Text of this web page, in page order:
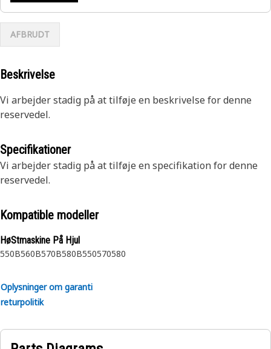
AFBRUDT
Beskrivelse
Vi arbejder stadig på at tilføje en beskrivelse for denne
reservedel.
Specifikationer
Vi arbejder stadig på at tilføje en specifikation for denne
reservedel.
Kompatible modeller
HøStmaskine På Hjul
550B560B570B580B550570580
Oplysninger om garanti
returpolitik